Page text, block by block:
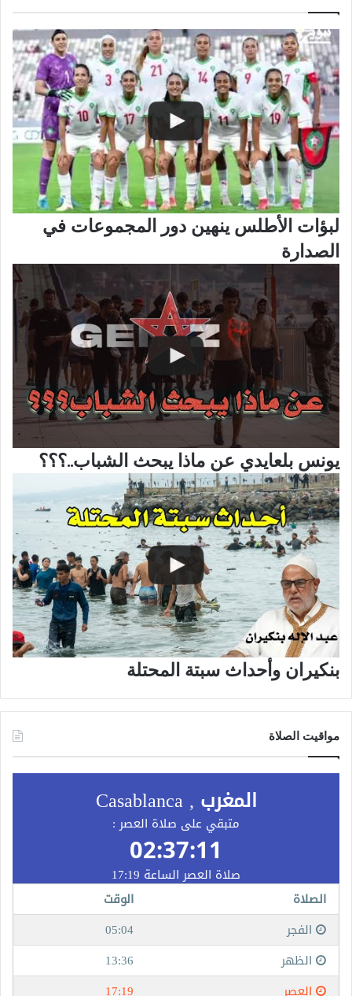
لبؤات الأطلس ينهين دور المجموعات في
الصدارة
يونس بلعايدي عن ماذا يبحث الشباب..؟؟؟
بنكيران وأحداث سبتة المحتلة
مواقيت الصلاة